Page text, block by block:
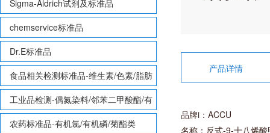
Sigma-Aldrich试剂及标准品
chemservice标准品
Dr.E标准品
食品相关检测标准品-维生素/色素/脂肪
酸甲酯等
工业品检测-偶氮染料/邻苯二甲酸酯/有
机锡/多溴联苯/多溴联苯醚/多氯联苯
农药标准品-有机氯/有机磷/菊酯类
产品详情
品牌i：ACCU
名称：反式-9-十八烯